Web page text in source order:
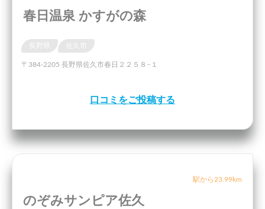
春日温泉 かすがの森
佐久市
〒384-2205 長野県佐久市春日２２５８−１
口コミをご投稿する
駅から23.99km
のぞみサンピア佐久